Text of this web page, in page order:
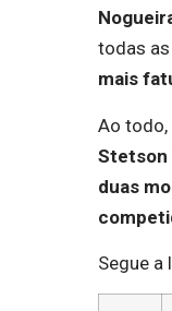
todas
mais
Ao todo,
Stetson
duas
Segue a